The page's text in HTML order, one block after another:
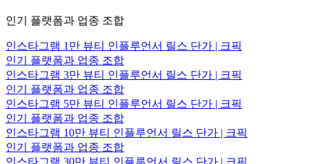
인기 플랫폼과 업종 조합
인스타그램 1만 뷰티 인플루언서 릴스 단가 | 크픽
인기 플랫폼과 업종 조합
인스타그램 3만 뷰티 인플루언서 릴스 단가 | 크픽
인기 플랫폼과 업종 조합
인스타그램 5만 뷰티 인플루언서 릴스 단가 | 크픽
인기 플랫폼과 업종 조합
인스타그램 10만 뷰티 인플루언서 릴스 단가 | 크픽
인기 플랫폼과 업종 조합
인스타그램 30만 뷰티 인플루언서 릴스 단가 | 크픽